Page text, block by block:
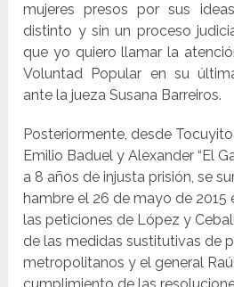
mujeres presos por sus
distinto y sin un proceso
que yo quiero llamar la
Voluntad Popular en su
ante la jueza Susana Barreiros.
Posteriormente, desde
Emilio Baduel y Alexander “El
a 8 años de injusta prisión, se
hambre el 26 de mayo de 2015
las peticiones de López y
de las medidas sustitutivas de
metropolitanos y el general